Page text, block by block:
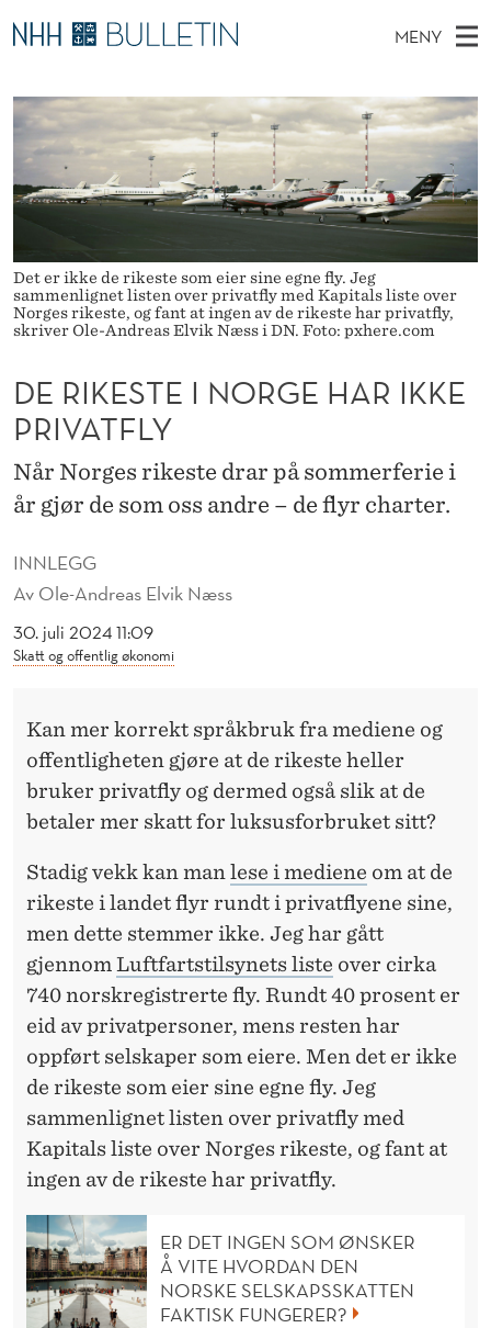
D
E
R
K
S
T
E
N
O
R
G
E
H
A
MENY
O
V
E
D
E
N
Y
Ø
K
I
T
S
E
T
Stipendiater og nye forskerprofiler
Disputaser
Ekspertutvalg
Det er ikke de rikeste som eier sine egne fly. Jeg
sammenlignet listen over privatfly med Kapitals liste over
Norges rikeste, og fant at ingen av de rikeste har privatfly,
skriver Ole-Andreas Elvik Næss i DN. Foto: pxhere.com
INNLEGG
Av Ole-Andreas Elvik Næss
30. juli 2024 11:09
Skatt og offentlig økonomi
DE RIKESTE I NORGE HAR IKKE
PRIVATFLY
Når Norges rikeste drar på sommerferie i
år gjør de som oss andre – de flyr charter.
Kan mer korrekt språkbruk fra mediene og
offentligheten gjøre at de rikeste heller
bruker privatfly og dermed også slik at de
betaler mer skatt for luksusforbruket sitt?
Stadig vekk kan man lese i mediene om at de
rikeste i landet flyr rundt i privatflyene sine,
men dette stemmer ikke. Jeg har gått
gjennom Luftfartstilsynets liste over cirka
740 norskregistrerte fly. Rundt 40 prosent er
eid av privatpersoner, mens resten har
oppført selskaper som eiere. Men det er ikke
de rikeste som eier sine egne fly. Jeg
sammenlignet listen over privatfly med
Kapitals liste over Norges rikeste, og fant at
ingen av de rikeste har privatfly.
ER DET INGEN SOM ØNSKER
Å VITE HVORDAN DEN
NORSKE SELSKAPSSKATTEN
FAKTISK FUNGERER?